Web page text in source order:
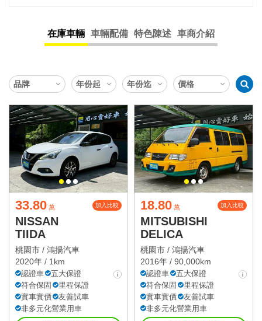
在庫車輛 車輛配備 特色陳述 車商介紹
33.80 萬 加入比較
NISSAN
TIIDA
桃園市 / 鴻揚汽車
2020年 / 1km
認證車
五大保證
符合保固
里程保證
實車實價
友善試車
非多元化營業用車
18.80 萬 加入比較
MITSUBISHI
DELICA
桃園市 / 鴻揚汽車
2016年 / 90,000km
認證車
五大保證
符合保固
里程保證
實車實價
友善試車
非多元化營業用車